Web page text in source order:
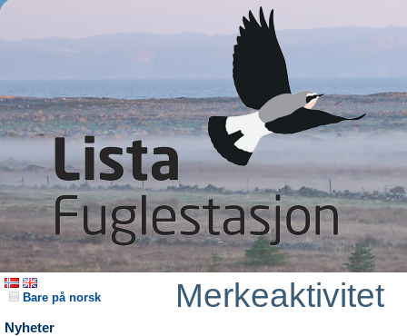
Bare på norsk
Nyheter
Merkeaktivitet